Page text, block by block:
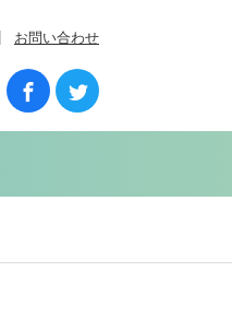
お問い合わせ